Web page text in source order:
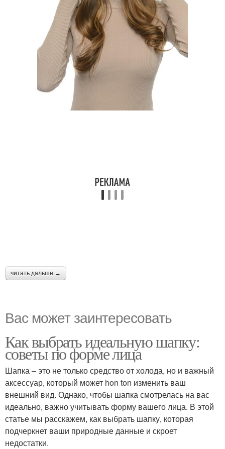
читать дальше →
Вас может заинтересовать
Как выбрать идеальную шапку:
советы по форме лица
Шапка – это не только средство от холода, но и важный
аксессуар, который может hon ton изменить ваш
внешний вид. Однако, чтобы шапка смотрелась на вас
идеально, важно учитывать форму вашего лица. В этой
статье мы расскажем, как выбрать шапку, которая
подчеркнет ваши природные данные и скроет
недостатки.